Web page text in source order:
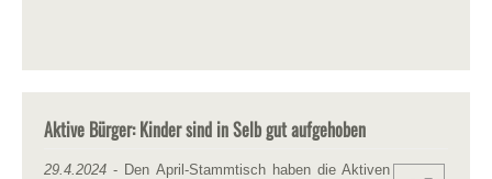
Aktive Bürger: Kinder sind in Selb gut aufgehoben
29.4.2024 - Den April-Stammtisch haben die Aktiven